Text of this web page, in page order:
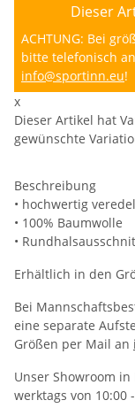
Dieser
ACHTUNG: Bei
bitte telefonisch an
info@sportinn.eu!
x
Dieser Artikel hat
gewünschte
Beschreibung
• hochwertig
• 100% Baumwolle
•
Erhältlich in den
Bei
eine separate
Größen per Mail an
Unser Showroom
werktags von 10:00